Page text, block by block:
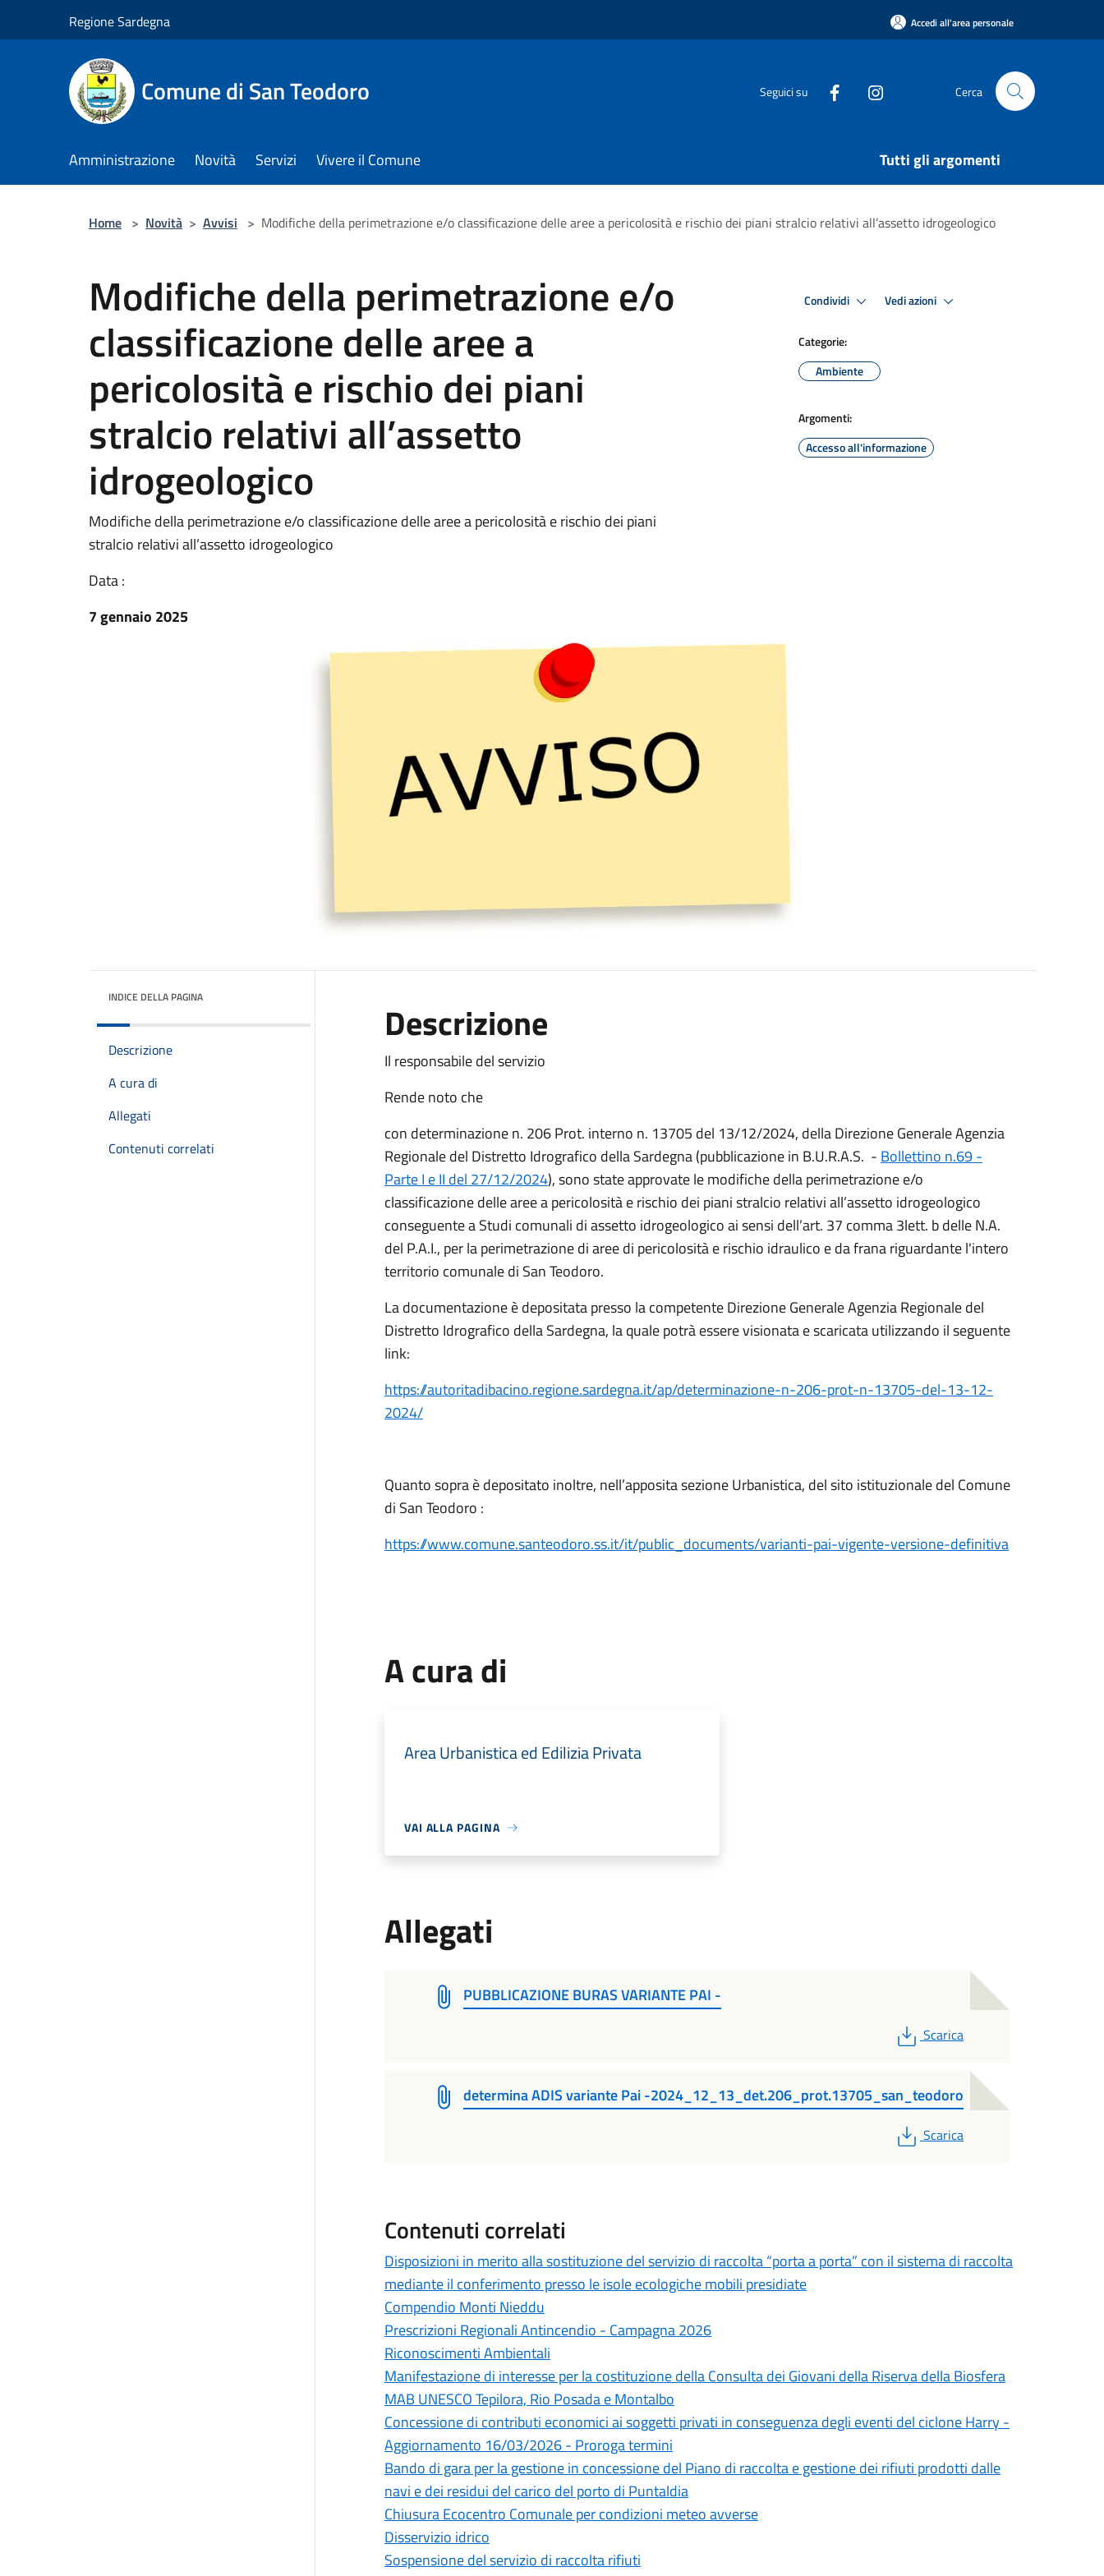
Regione Sardegna Accedi all'area personale
Comune di San Teodoro Seguici su Cerca
Amministrazione Novità Servizi Vivere il Comune Tutti gli argomenti
Home > Novità > Avvisi > Modifiche della perimetrazione e/o classificazione delle aree a pericolosità e rischio dei piani stralcio relativi all’assetto idrogeologico
Modifiche della perimetrazione e/o
classificazione delle aree a
pericolosità e rischio dei piani
stralcio relativi all’assetto
idrogeologico
Modifiche della perimetrazione e/o classificazione delle aree a pericolosità e rischio dei piani
stralcio relativi all’assetto idrogeologico
Data :
7 gennaio 2025
Condividi Vedi azioni
Categorie:
Ambiente
Argomenti:
Accesso all'informazione
INDICE DELLA PAGINA
Descrizione
A cura di
Allegati
Contenuti correlati
Descrizione
Il responsabile del servizio
Rende noto che
con determinazione n. 206 Prot. interno n. 13705 del 13/12/2024, della Direzione Generale Agenzia
Regionale del Distretto Idrografico della Sardegna (pubblicazione in B.U.R.A.S. - Bollettino n.69 -
Parte I e II del 27/12/2024), sono state approvate le modifiche della perimetrazione e/o
classificazione delle aree a pericolosità e rischio dei piani stralcio relativi all’assetto idrogeologico
conseguente a Studi comunali di assetto idrogeologico ai sensi dell’art. 37 comma 3lett. b delle N.A.
del P.A.I., per la perimetrazione di aree di pericolosità e rischio idraulico e da frana riguardante l'intero
territorio comunale di San Teodoro.
La documentazione è depositata presso la competente Direzione Generale Agenzia Regionale del
Distretto Idrografico della Sardegna, la quale potrà essere visionata e scaricata utilizzando il seguente
link:
https://autoritadibacino.regione.sardegna.it/ap/determinazione-n-206-prot-n-13705-del-13-12-
2024/
Quanto sopra è depositato inoltre, nell’apposita sezione Urbanistica, del sito istituzionale del Comune
di San Teodoro :
https://www.comune.santeodoro.ss.it/it/public_documents/varianti-pai-vigente-versione-definitiva
A cura di
Area Urbanistica ed Edilizia Privata
VAI ALLA PAGINA
Allegati
PUBBLICAZIONE BURAS VARIANTE PAI -
PDF
Scarica
determina ADIS variante Pai -2024_12_13_det.206_prot.13705_san_teodoro
PDF
Scarica
Contenuti correlati
Disposizioni in merito alla sostituzione del servizio di raccolta “porta a porta” con il sistema di raccolta
mediante il conferimento presso le isole ecologiche mobili presidiate
Compendio Monti Nieddu
Prescrizioni Regionali Antincendio - Campagna 2026
Riconoscimenti Ambientali
Manifestazione di interesse per la costituzione della Consulta dei Giovani della Riserva della Biosfera
MAB UNESCO Tepilora, Rio Posada e Montalbo
Concessione di contributi economici ai soggetti privati in conseguenza degli eventi del ciclone Harry -
Aggiornamento 16/03/2026 - Proroga termini
Bando di gara per la gestione in concessione del Piano di raccolta e gestione dei rifiuti prodotti dalle
navi e dei residui del carico del porto di Puntaldia
Chiusura Ecocentro Comunale per condizioni meteo avverse
Disservizio idrico
Sospensione del servizio di raccolta rifiuti